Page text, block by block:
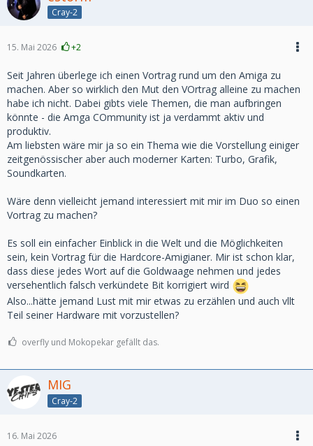
Cray-2
15. Mai 2026 +2
Seit Jahren überlege ich einen Vortrag rund um den Amiga zu
machen. Aber so wirklich den Mut den VOrtrag alleine zu machen
habe ich nicht. Dabei gibts viele Themen, die man aufbringen
könnte - die Amga COmmunity ist ja verdammt aktiv und
produktiv.
Am liebsten wäre mir ja so ein Thema wie die Vorstellung einiger
zeitgenössischer aber auch moderner Karten: Turbo, Grafik,
Soundkarten.
Wäre denn vielleicht jemand interessiert mit mir im Duo so einen
Vortrag zu machen?
Es soll ein einfacher Einblick in die Welt und die Möglichkeiten
sein, kein Vortrag für die Hardcore-Amigianer. Mir ist schon klar,
dass diese jedes Wort auf die Goldwaage nehmen und jedes
versehentlich falsch verkündete Bit korrigiert wird
Also...hätte jemand Lust mit mir etwas zu erzählen und auch vllt
Teil seiner Hardware mit vorzustellen?
overfly und Mokopekar gefällt das.
MIG
Cray-2
16. Mai 2026